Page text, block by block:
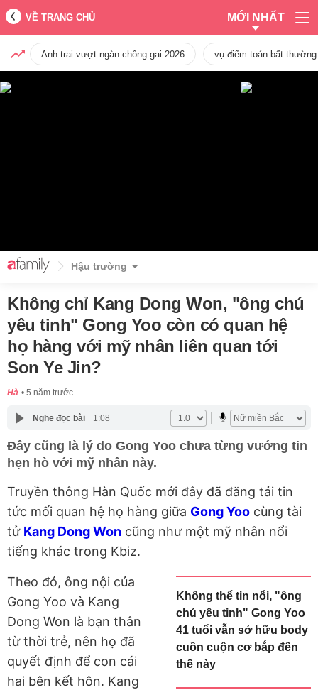
VỀ TRANG CHỦ MỚI NHẤT
Anh trai vượt ngàn chông gai 2026 vụ điểm toán bất
Hậu trường
Không chỉ Kang Dong Won, "ông chú
yêu tinh" Gong Yoo còn có quan hệ
họ hàng với mỹ nhân liên quan tới
Son Ye Jin?
Hà 5 năm trước
Nghe đọc bài 1:08
Đây cũng là lý do Gong Yoo chưa từng vướng tin
hẹn hò với mỹ nhân này.
Truyền thông Hàn Quốc mới đây đã đăng tải tin
tức mối quan hệ họ hàng giữa Gong Yoo cùng tài
tử Kang Dong Won cũng như một mỹ nhân nổi
tiếng khác trong Kbiz.
Không thể tin nổi, "ông
chú yêu tinh" Gong Yoo
41 tuổi vẫn sở hữu body
cuồn cuộn cơ bắp đến
thế này
Theo đó, ông nội của
Gong Yoo và Kang
Dong Won là bạn thân
từ thời trẻ, nên họ đã
quyết định để con cái
hai bên kết hôn. Kang